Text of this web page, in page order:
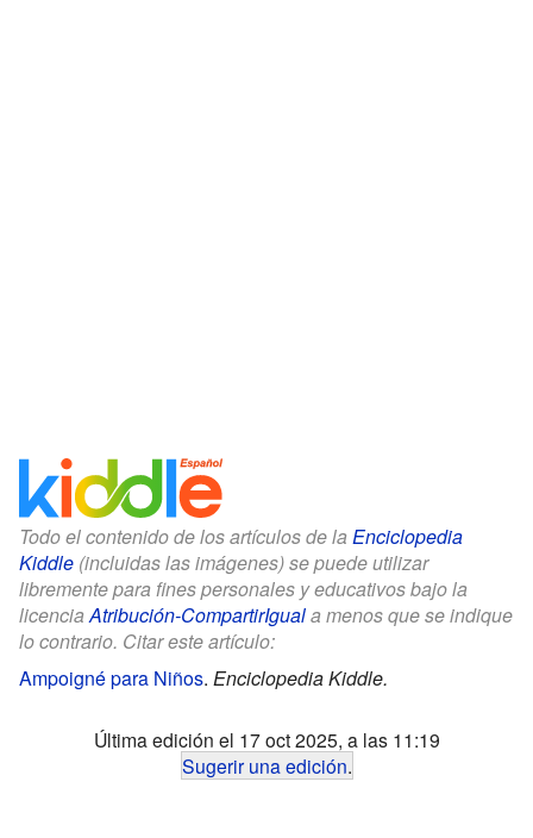
Todo el contenido de los artículos de la Enciclopedia
Kiddle (incluidas las imágenes) se puede utilizar
libremente para fines personales y educativos bajo la
licenciaAtribución-CompartirIguala menos que se indique
lo contrario. Citar este artículo:
Ampoigné para Niños. Enciclopedia Kiddle.
Última edición el 17 oct 2025, a las 11:19
Sugerir una edición.